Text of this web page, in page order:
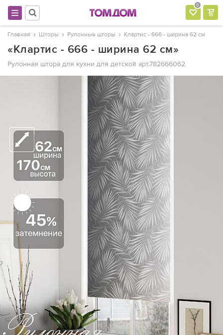
0
Главная Шторы Рулонные шторы Клартис - 666 - ширина 62 см
«Клартис - 666 - ширина 62 см»
Рулонная штора для кухни для детской арт.782666062